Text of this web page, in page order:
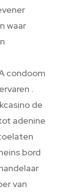
waar
condoom
.
de
adenine
bord
van